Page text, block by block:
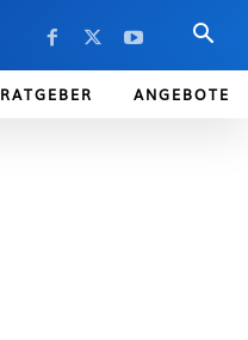
RATGEBER ANGEBOTE